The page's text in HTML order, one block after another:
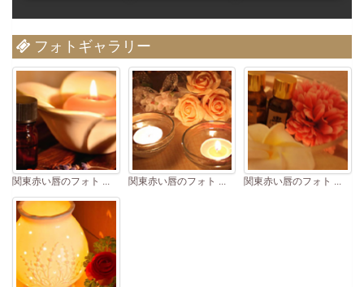
フォトギャラリー
関東赤い唇のフォト ... 関東赤い唇のフォト ... 関東赤い唇のフォト ...